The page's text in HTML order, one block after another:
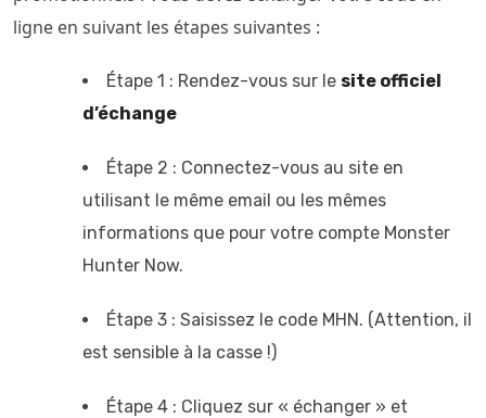
ligne en suivant les étapes suivantes :
Étape 1 : Rendez-vous sur le site officiel
d’échange
Étape 2 : Connectez-vous au site en
utilisant le même email ou les mêmes
informations que pour votre compte Monster
Hunter Now.
Étape 3 : Saisissez le code MHN. (Attention, il
est sensible à la casse !)
Étape 4 : Cliquez sur « échanger » et